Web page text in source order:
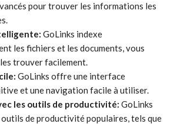
pour trouver les informations les
GoLinks indexe
les fichiers et les documents, vous
trouver facilement.
GoLinks offre une interface
et une navigation facile à utiliser.
les outils de productivité: GoLinks
outils de productivité populaires, tels que